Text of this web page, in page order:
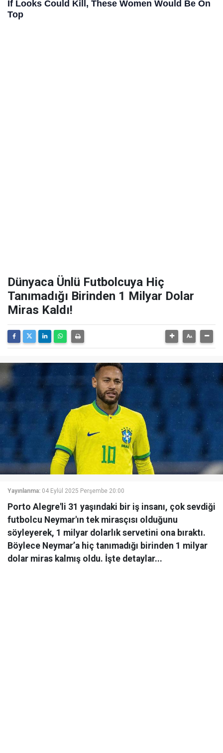
Dünyaca Ünlü Futbolcuya Hiç
Tanımadığı Birinden 1 Milyar Dolar
Miras Kaldı!
Yayınlanma: 04 Eylül 2025 Perşembe 20:00
Porto Alegre'li 31 yaşındaki bir iş insanı, çok sevdiği
futbolcu Neymar'ın tek mirasçısı olduğunu
söyleyerek, 1 milyar dolarlık servetini ona bıraktı.
Böylece Neymar’a hiç tanımadığı birinden 1 milyar
dolar miras kalmış oldu. İşte detaylar...